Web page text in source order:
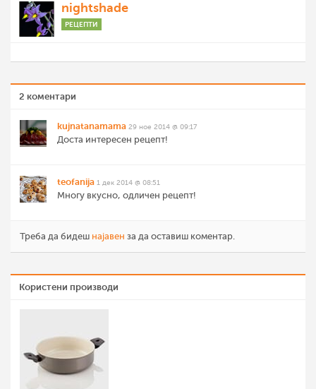
nightshade
РЕЦЕПТИ
2 коментари
kujnatanamama 29 ное 2014 @ 09:17
Доста интересен рецепт!
teofanija 1 дек 2014 @ 08:51
Многу вкусно, одличен рецепт!
Треба да бидеш најавен за да оставиш коментар.
Користени производи